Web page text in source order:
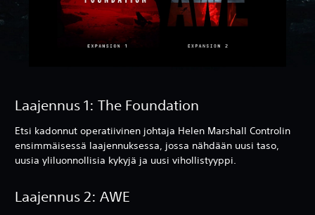
Laajennus 1: The Foundation
Etsi kadonnut operatiivinen johtaja Helen Marshall Controlin
ensimmäisessä laajennuksessa, jossa nähdään uusi taso,
uusia yliluonnollisia kykyjä ja uusi vihollistyyppi.
Laajennus 2: AWE